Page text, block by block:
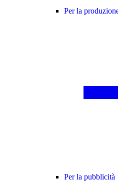
Per la
Per la pubblicità